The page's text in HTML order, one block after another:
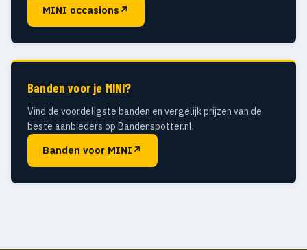
MINI occasions ↗
Banden voor je MINI?
Vind de voordeligste banden en vergelijk prijzen van de
beste aanbieders op Bandenspotter.nl.
Banden voor MINI ↗